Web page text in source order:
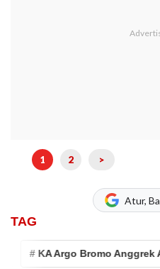
1 2 >
Atur,
TAG
# KA Argo Bromo Anggrek